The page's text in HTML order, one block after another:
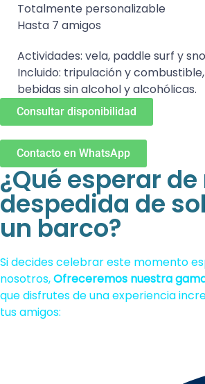
Totalmente personalizable
Hasta 7 amigos
Actividades: vela, paddle surf y
Incluido: tripulación y
bebidas sin alcohol y alcohólicas.
Consultar disponibilidad
Contacto en WhatsApp
¿Qué esperar
despedida de
un barco?
Si decides celebrar este momento
nosotros,Ofreceremos nuestra
que disfrutes de una experiencia
tus amigos: